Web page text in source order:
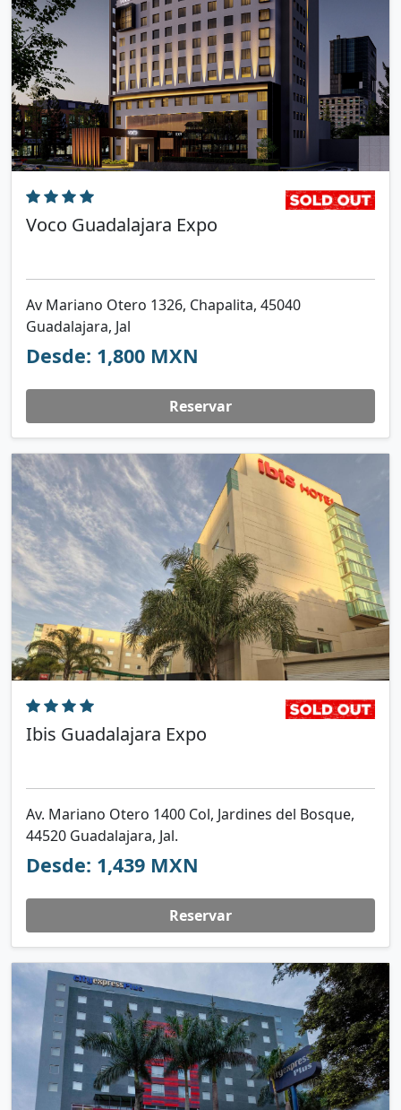
Voco Guadalajara Expo
Av Mariano Otero 1326, Chapalita, 45040
Guadalajara, Jal
Desde: 1,800 MXN
Reservar
Ibis Guadalajara Expo
Av. Mariano Otero 1400 Col, Jardines del Bosque,
44520 Guadalajara, Jal.
Desde: 1,439 MXN
Reservar